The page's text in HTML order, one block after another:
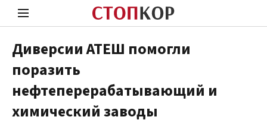
Стоп Политической Коррупции
Диверсии АТЕШ помогли
поразить
нефтеперерабатывающий и
химический заводы